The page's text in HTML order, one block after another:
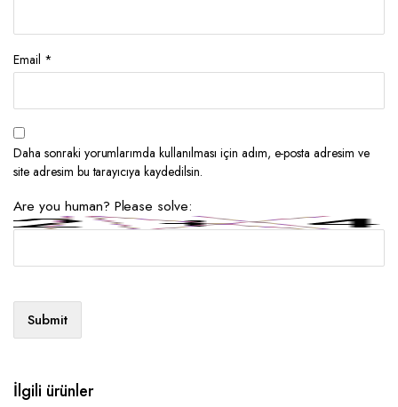
Email *
Daha sonraki yorumlarımda kullanılması için adım, e-posta adresim ve
site adresim bu tarayıcıya kaydedilsin.
Are you human? Please solve:
İlgili ürünler